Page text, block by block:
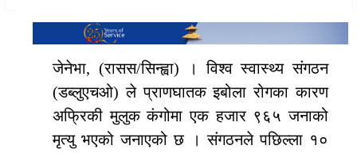
जेनेभा, (रासस/सिन्ह्वा) । विश्व स्वास्थ्य संगठन
(डब्लुएचओ) ले प्राणघातक इबोला रोगका कारण
अफ्रिकी मुलुक कंगोमा एक हजार ९६५ जनाको
मृत्यु भएको जनाएको छ । संगठनले पछिल्ला १०